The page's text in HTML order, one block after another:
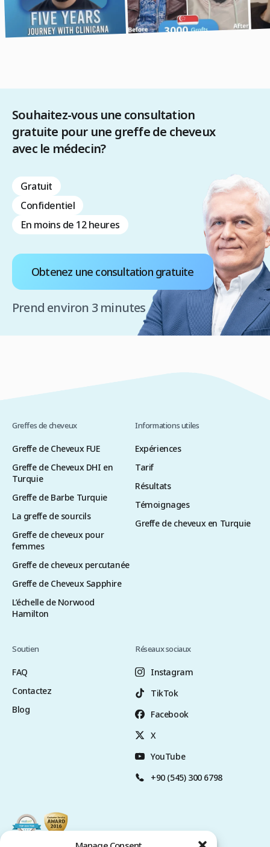
Souhaitez-vous une consultation
gratuite pour une greffe de cheveux
avec le médecin?
Gratuit
Confidentiel
En moins de 12 heures
Obtenez une consultation gratuite
Prend environ 3 minutes
Greffes de cheveux
Greffe de Cheveux FUE
Greffe de Cheveux DHI en
Turquie
Greffe de Barbe Turquie
La greffe de sourcils
Greffe de cheveux pour
femmes
Greffe de cheveux percutanée
Greffe de Cheveux Sapphire
L’échelle de Norwood
Hamilton
Informations utiles
Expériences
Tarif
Résultats
Témoignages
Greffe de cheveux en Turquie
Soutien
FAQ
Contactez
Blog
Réseaux sociaux
Instagram
TikTok
Facebook
X
YouTube
+90 (545) 300 6798